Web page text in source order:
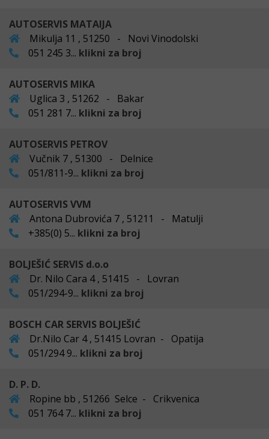
AUTOSERVIS MATAIJA
Mikulja 11 , 51250 - Novi Vinodolski
051 245 3... klikni za broj
AUTOSERVIS MIKA
Uglica 3 , 51262 - Bakar
051 281 7... klikni za broj
AUTOSERVIS PETROV
Vučnik 7 , 51300 - Delnice
051/811-9... klikni za broj
AUTOSERVIS VVM
Antona Dubrovića 7 , 51211 - Matulji
+385(0) 5... klikni za broj
BOLJEŠIĆ SERVIS d.o.o
Dr. Nilo Cara 4 , 51415 - Lovran
051/294-9... klikni za broj
BOSCH CAR SERVIS BOLJEŠIĆ
Dr.Nilo Car 4 , 51415 Lovran - Opatija
051/294 9... klikni za broj
D. P. D.
Ropine bb , 51266 Selce - Crikvenica
051 764 7... klikni za broj